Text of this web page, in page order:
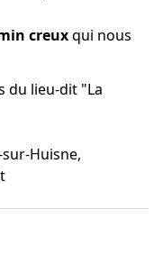
creuxqui nous
du lieu-dit "La
Huisne,